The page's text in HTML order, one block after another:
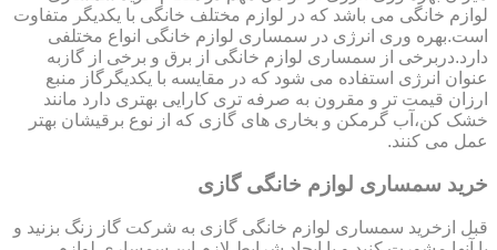
لوازم خانگی می باشد که در لوازم مختلف خانگی با یکدیگر متفاوت
است.بهره وری انرژی در سمساری لوازم خانگی انواع مختلفی
دارد.دربرخی از سمساری لوازم خانگی از برق و برخی از گازبه
عنوان انرژی استفاده می شود که در مقایسه با یکدیگرگاز منبع
ارزان قیمت تر و مقرون به صرفه تری کارایی بهتری دارد مانند
خشک کن،آب گرمکن و بخاری های گازی که از نوع برقیشان بهتر
عمل می کنند.
خرید سمساری لوازم خانگی گازی
قبل ازخرید سمساری لوازم خانگی گازی به شرکت گاز زنگ بزنید و